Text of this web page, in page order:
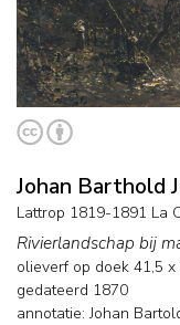
Johan Barthold
Lattrop 1819-1891 La
Rivierlandschap bij
olieverf op doek 41,5 x
gedateerd 1870
annotatie: Johan